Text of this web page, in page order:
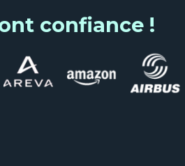
confiance !